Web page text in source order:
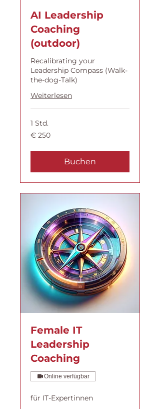
AI Leadership
Coaching
(outdoor)
Recalibrating your
Leadership Compass (Walk-
the-dog-Talk)
Weiterlesen
1 Std.
250
Euro
€ 250
Buchen
Female IT
Leadership
Coaching
Online verfügbar
für IT-Expertinnen